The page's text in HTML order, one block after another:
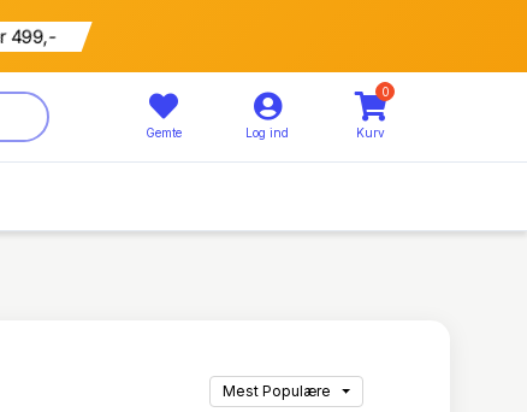
Gemte Log ind
0
Kurv
Mest Populære